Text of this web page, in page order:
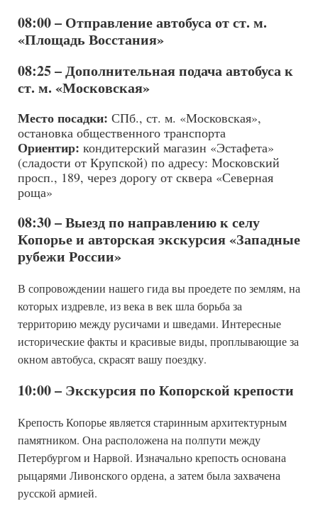
08:00 – Отправление автобуса от ст. м.
«Площадь Восстания»
08:25 – Дополнительная подача автобуса к
ст. м. «Московская»
Место посадки: СПб., ст. м. «Московская»,
остановка общественного транспорта
Ориентир: кондитерский магазин «Эстафета»
(сладости от Крупской) по адресу: Московский
просп., 189, через дорогу от сквера «Северная
роща»
08:30 – Выезд по направлению к селу
Копорье и авторская экскурсия «Западные
рубежи России»
В сопровождении нашего гида вы проедете по землям, на
которых издревле, из века в век шла борьба за
территорию между русичами и шведами. Интересные
исторические факты и красивые виды, проплывающие за
окном автобуса, скрасят вашу поездку.
10:00 – Экскурсия по Копорской крепости
Крепость Копорье является старинным архитектурным
памятником. Она расположена на полпути между
Петербургом и Нарвой. Изначально крепость основана
рыцарями Ливонского ордена, а затем была захвачена
русской армией.